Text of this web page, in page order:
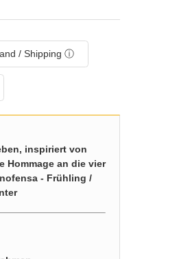
/ Shipping ⓘ
inspiriert von
Hommage an die vier
- Frühling /